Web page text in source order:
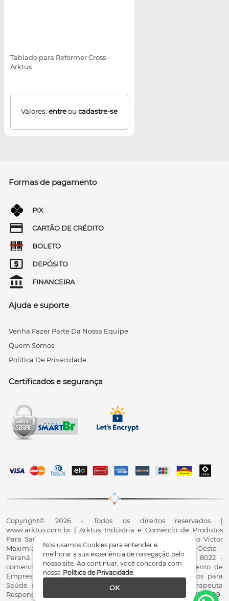
Nós usamos Cookies para entender e
melhorar a sua experiência de navegação pelo
nosso site. Ao continuar, você concorda com
nossa Política de Privacidade.
OK
Tablado para Reformer Cross -
Arktus
Valores: entreou cadastre-se
Formas de pagamento
PIX
CARTÃO DE CRÉDITO
BOLETO
DEPÓSITO
FINANCEIRA
Ajuda e suporte
Venha Fazer Parte Da Nossa Equipe
Quem Somos
Política De Privacidade
Certificados e segurança
Copyright© 2026 - Todos os direitos reservados |
www.arktus.com.br | Arktus Indústria e Comércio de Produtos
Para Saúde Ltda | CNPJ: 01.417.367/0001-78 | R. Antônio Victor
Maximiano, 107, Parque Industrial II, Santa Tereza do Oeste -
Paraná - CEP 85825-900 - Fale conosco: 0800 200 8022 -
comercial@arktus.com.br | Autorização de Funcionamento de
Empresa - AFE/ANVISA - Para Fabricação de Produtos para
Saúde (Correlatos): 8.02.844-5 (UX418X102741) - Fisioterapeuta
Responsável Técnico Dr. Alex Fernando Zani - Crefito8(PR): 8409-